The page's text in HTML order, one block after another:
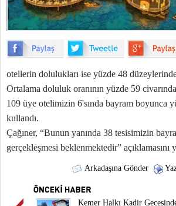
otellerin dolulukları ise yüzde 48
Ortalama doluluk oranının yüzde 59
109 üye otelimizin 6'sında bayram boyunca
kullandı.
Çağıner, “Bunun yanında 38 tesisimizin
gerçekleşmesi beklenmektedir” açıklamasını
Arkadaşına Gönder
Kemer Halkı Kadir